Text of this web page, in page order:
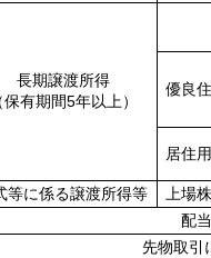
長期譲渡所得
保有期間5年以上）
優良
居住用
等に係る譲渡所得等
上場
配
先物取引